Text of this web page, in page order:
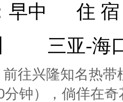
早中 住
三亚-海
往兴隆知名热带
分钟），倘佯在